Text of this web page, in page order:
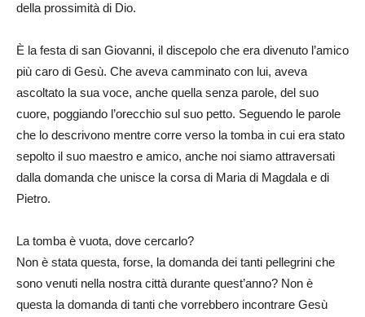
della prossimità di Dio.
È la festa di san Giovanni, il discepolo che era divenuto l’amico
più caro di Gesù. Che aveva camminato con lui, aveva
ascoltato la sua voce, anche quella senza parole, del suo
cuore, poggiando l’orecchio sul suo petto. Seguendo le parole
che lo descrivono mentre corre verso la tomba in cui era stato
sepolto il suo maestro e amico, anche noi siamo attraversati
dalla domanda che unisce la corsa di Maria di Magdala e di
Pietro.
La tomba è vuota, dove cercarlo?
Non è stata questa, forse, la domanda dei tanti pellegrini che
sono venuti nella nostra città durante quest’anno? Non è
questa la domanda di tanti che vorrebbero incontrare Gesù